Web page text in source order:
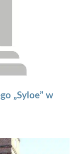
„Syloe” w